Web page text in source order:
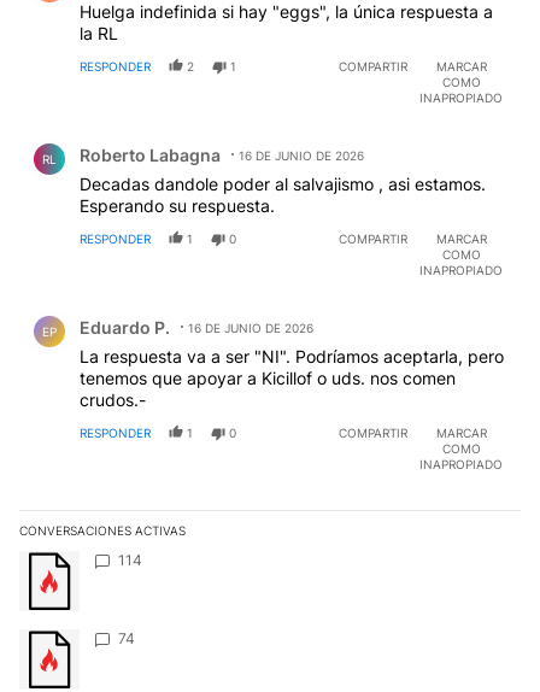
Huelga indefinida si hay "eggs", la única respuesta a
la RL
RESPONDER 2 1 COMPARTIR
MARCAR
COMO
INAPROPIADO
RL Roberto Labagna 16 DE JUNIO DE 2026
Decadas dandole poder al salvajismo , asi estamos.
Esperando su respuesta.
RESPONDER 1 0 COMPARTIR
MARCAR
COMO
INAPROPIADO
EP Eduardo P. 16 DE JUNIO DE 2026
La respuesta va a ser "NI". Podríamos aceptarla, pero
tenemos que apoyar a Kicillof o uds. nos comen
crudos.-
RESPONDER 1 0 COMPARTIR
MARCAR
COMO
INAPROPIADO
CONVERSACIONES ACTIVAS
Este listado muestra los artículos con más comentarios en los
Un artículo de tendencia con el título "" con 114 comentarios.
114
Un artículo de tendencia con el título "" con 74 comentarios.
74